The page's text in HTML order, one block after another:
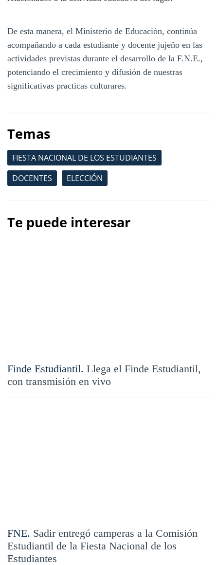
De esta manera, el Ministerio de Educación, continúa
acompañando a cada estudiante y docente jujeño en las
actividades previstas durante el desarrollo de la F.N.E.,
potenciando el crecimiento y difusión de nuestras
significativas practicas culturares.
Temas
FIESTA NACIONAL DE LOS ESTUDIANTES
DOCENTES
ELECCIÓN
Te puede interesar
Finde Estudiantil. Llega el Finde Estudiantil,
con transmisión en vivo
FNE. Sadir entregó camperas a la Comisión
Estudiantil de la Fiesta Nacional de los
Estudiantes